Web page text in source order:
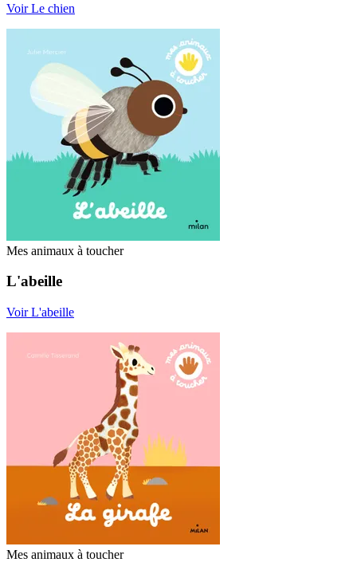
Voir Le chien
Mes animaux à toucher
L'abeille
Voir L'abeille
Mes animaux à toucher